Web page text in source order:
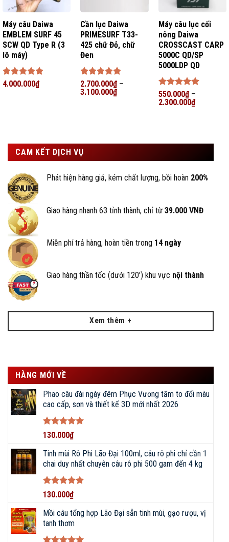
BigFishing Đồ Câu, uy tín tạo nên giá trị
BigFishing cam kết sản phẩm đúng với hình ảnh và mô tả
trong bài viết.
Cung cấp chế độ bảo hành tận tâm, 1 đổi 1 nếu có lỗi từ nhà
sản xuất, hỗ trợ thay mới, đổi lóng cũ lên đến 2 năm.
Đường dây nóng 24/7, cung cấp phụ kiện thay thế chính hãng.
Giảm giá 50% khi thay thế lóng cần.
Máy câu Daiwa
EMBLEM SURF 45
SCW QD Type R (3
lô máy)
Được xếp
4.000.000₫
Cần lục Daiwa
PRIMESURF T33-
425 chữ Đỏ, chữ
Đen
Được xếp
hạng 55
2.700.000₫–
3.100.000₫
Máy câu lục cối
nông Daiwa
CROSSCAST CARP
5000C QD/SP
5000LDP QD
Được xếp
hạng 55
550.000₫–
2.300.000₫
CAM KẾT DỊCH VỤ
Phát hiện hàng giả, kém chất lượng, bồi hoàn 200%
Giao hàng nhanh 63 tỉnh thành, chỉ từ 39.000 VNĐ
Miễn phí trả hàng, hoàn tiền trong 14 ngày
Giao hàng thần tốc (dưới 120') khu vực nội thành
Xem thêm +
HÀNG MỚI VỀ
Phao câu đài ngày đêm Phục Vương tăm to đổi màu
cao cấp, sơn và thiết kế 3D mới nhất 2026
Được xếp
5
sao
130.000₫
Tinh mùi Rô Phi Lão Đại 100ml, câu rô phi chỉ cần 1
chai duy nhất chuyên câu rô phi 500 gam đến 4 kg
Được xếp
5
sao
130.000₫
Mồi câu tổng hợp Lão Đại sẵn tinh mùi, gạo rượu, vị
tanh thơm